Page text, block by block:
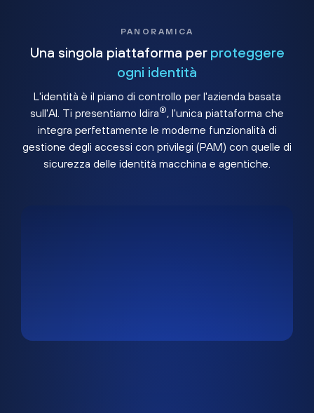
PANORAMICA
Una singola piattaforma per proteggere
ogni identità
L'identità è il piano di controllo per l'azienda basata
sull'AI. Ti presentiamo Idira®, l'unica piattaforma che
integra perfettamente le moderne funzionalità di
gestione degli accessi con privilegi (PAM) con quelle di
sicurezza delle identità macchina e agentiche.